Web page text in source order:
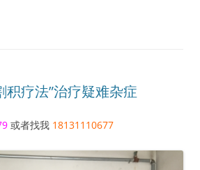
积疗法”治疗疑难杂症
或者找我 18131110677